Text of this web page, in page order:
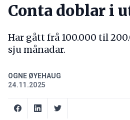
Conta doblar i
Har gått frå 100.000 til
sju månadar.
OGNE ØYEHAUG
24.11.2025